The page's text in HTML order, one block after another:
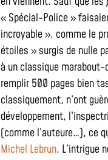
« Spécial-Police »
incroyable », comme le
étoiles » surgis de nulle
à un classique
remplir 500 pages bien
classiquement, n’ont
développement,
(comme l’auteure…), ce
Michel Lebrun. L’intrigue